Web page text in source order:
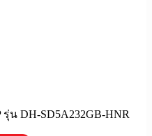
รุ่น DH-SD5A232GB-HNR